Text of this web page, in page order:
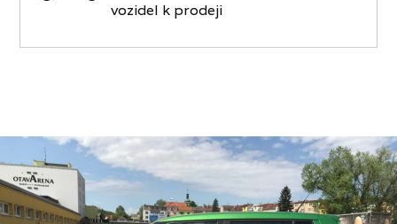
vozidel k prodeji